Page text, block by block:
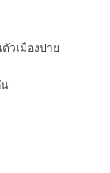
วเมืองปาย